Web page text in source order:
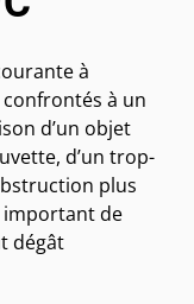
à
à un
d’un objet
d’un trop-
plus
important de
dégât